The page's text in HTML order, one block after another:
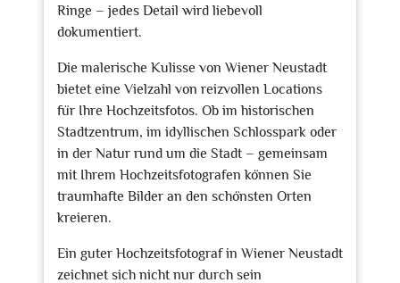
Ringe – jedes Detail wird liebevoll
dokumentiert.
Die malerische Kulisse von Wiener Neustadt
bietet eine Vielzahl von reizvollen Locations
für Ihre Hochzeitsfotos. Ob im historischen
Stadtzentrum, im idyllischen Schlosspark oder
in der Natur rund um die Stadt – gemeinsam
mit Ihrem Hochzeitsfotografen können Sie
traumhafte Bilder an den schönsten Orten
kreieren.
Ein guter Hochzeitsfotograf in Wiener Neustadt
zeichnet sich nicht nur durch sein